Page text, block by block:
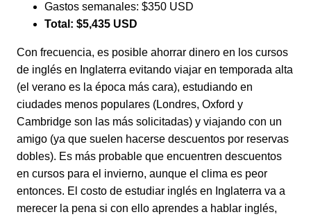
Gastos semanales: $350 USD
Total: $5,435 USD
Con frecuencia, es posible ahorrar dinero en los cursos
de inglés en Inglaterra evitando viajar en temporada alta
(el verano es la época más cara), estudiando en
ciudades menos populares (Londres, Oxford y
Cambridge son las más solicitadas) y viajando con un
amigo (ya que suelen hacerse descuentos por reservas
dobles). Es más probable que encuentren descuentos
en cursos para el invierno, aunque el clima es peor
entonces. El costo de estudiar inglés en Inglaterra va a
merecer la pena si con ello aprendes a hablar inglés,